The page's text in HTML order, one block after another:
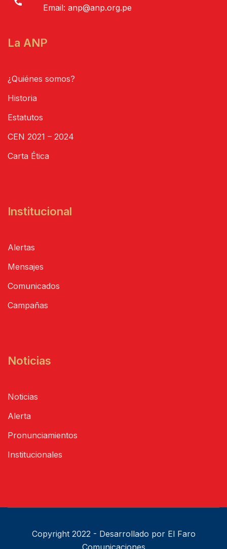
Email: anp@anp.org.pe
La ANP
¿Quiénes somos?
Historia
Estatutos
CEN 2021 – 2024
Carta Ética
Institucional
Alertas
Mensajes
Comunicados
Campañas
Noticias
Noticias
Alerta
Pronunciamientos
Institucionales
Copyright 2022 - Desarrollado por El Faro